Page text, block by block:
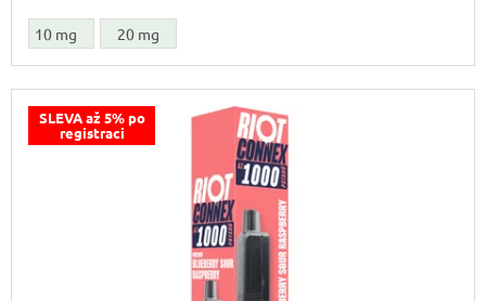
10 mg 20 mg
SLEVA až 5% po
registraci